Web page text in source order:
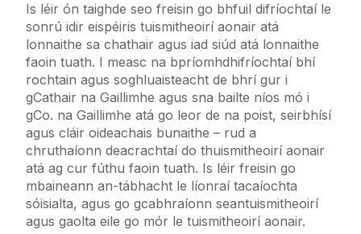
Is léir ón taighde seo freisin go bhfuil difríochtaí le
sonrú idir eispéiris tuismitheoirí aonair atá
lonnaithe sa chathair agus iad siúd atá lonnaithe
faoin tuath. I measc na bpríomhdhifríochtaí bhí
rochtain agus soghluaisteacht de bhrí gur i
gCathair na Gaillimhe agus sna bailte níos mó i
gCo. na Gaillimhe atá go leor de na poist, seirbhísí
agus cláir oideachais bunaithe – rud a
chruthaíonn deacrachtaí do thuismitheoirí aonair
atá ag cur fúthu faoin tuath. Is léir freisin go
mbaineann an-tábhacht le líonraí tacaíochta
sóisialta, agus go gcabhraíonn seantuismitheoirí
agus gaolta eile go mór le tuismitheoirí aonair.